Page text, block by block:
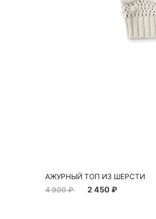
АЖУРНЫЙ ТОП ИЗ ШЕРСТИ
4 900 ₽
2 450 ₽